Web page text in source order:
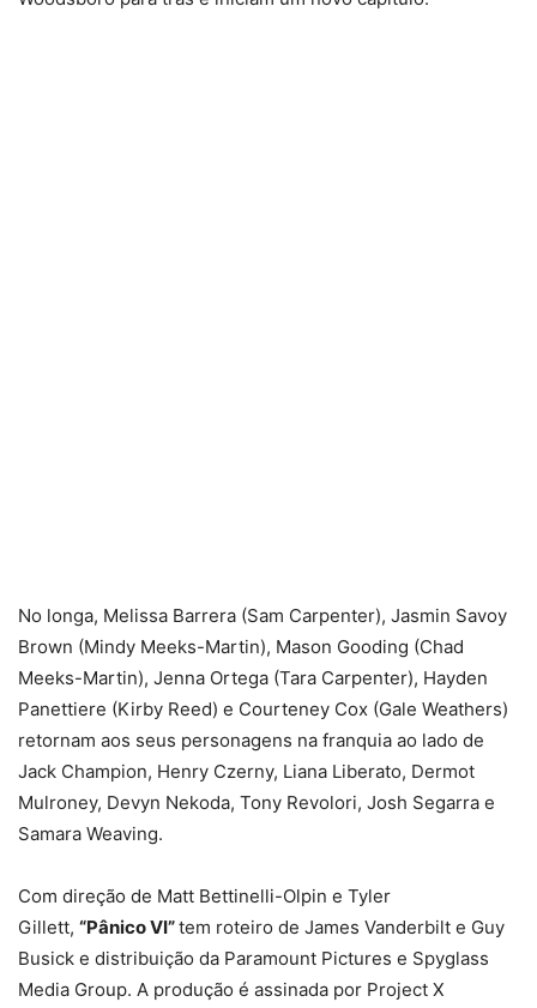
No longa, Melissa Barrera (Sam Carpenter), Jasmin Savoy
Brown (Mindy Meeks-Martin), Mason Gooding (Chad
Meeks-Martin), Jenna Ortega (Tara Carpenter), Hayden
Panettiere (Kirby Reed) e Courteney Cox (Gale Weathers)
retornam aos seus personagens na franquia ao lado de
Jack Champion, Henry Czerny, Liana Liberato, Dermot
Mulroney, Devyn Nekoda, Tony Revolori, Josh Segarra e
Samara Weaving.
Com direção de Matt Bettinelli-Olpin e Tyler
Gillett, “Pânico VI”tem roteiro de James Vanderbilt e Guy
Busick e distribuição da Paramount Pictures e Spyglass
Media Group. A produção é assinada por Project X